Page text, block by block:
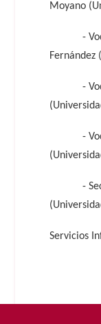
Moyano
- Vocal
Fernández
- Vocal
- Vocal
-
Servicios